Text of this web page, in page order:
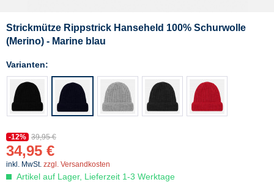
Strickmütze Rippstrick Hanseheld 100% Schurwolle
(Merino) - Marine blau
Varianten:
-12% 39,95 €
34,95 €
inkl. MwSt. zzgl. Versandkosten
Artikel auf Lager, Lieferzeit 1-3 Werktage